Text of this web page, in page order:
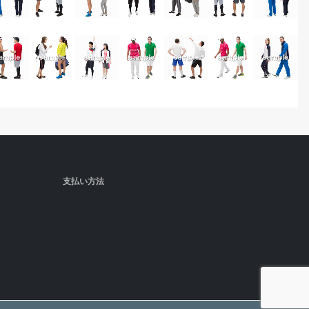
支払い方法